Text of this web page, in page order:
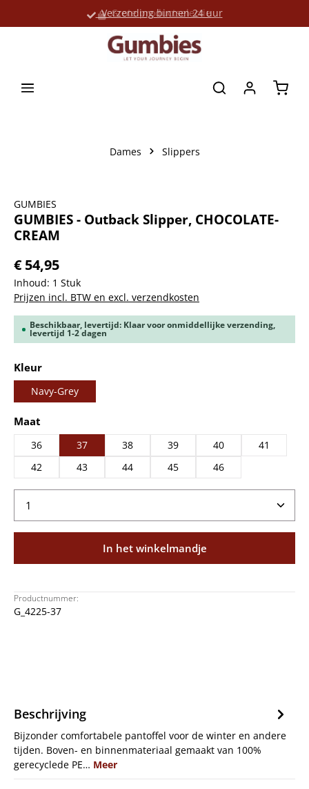
Verzending binnen 24 uur
Grote productselectie
Dames Slippers
GUMBIES
GUMBIES - Outback Slipper, CHOCOLATE-
CREAM
€ 54,95
Inhoud: 1 Stuk
Prijzen incl. BTW en excl. verzendkosten
Beschikbaar, levertijd: Klaar voor onmiddellijke verzending,
levertijd 1-2 dagen
Selecteer
Kleur
Navy-Grey
Selecteer
Maat
36 37 38 39 40
41
42
43 44 45 46
Producthoeveelheid: Voer de gewenste
In het winkelmandje
Productnummer:
G_4225-37
Beschrijving
Bijzonder comfortabele pantoffel voor de winter en andere
tijden. Boven- en binnenmateriaal gemaakt van 100%
gerecyclede PE… Meer